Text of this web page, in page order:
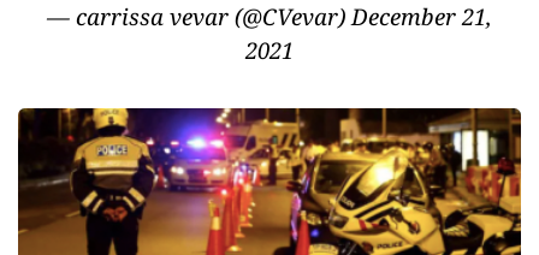
— carrissa vevar (@CVevar)December 21,
2021